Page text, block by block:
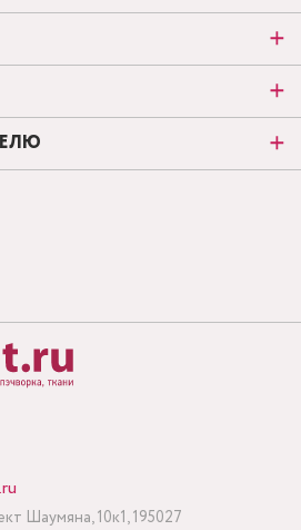
Шаумяна, 10к1, 195027